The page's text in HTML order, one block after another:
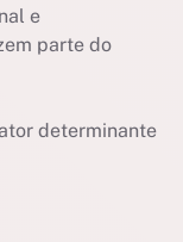
e
parte do
determinante